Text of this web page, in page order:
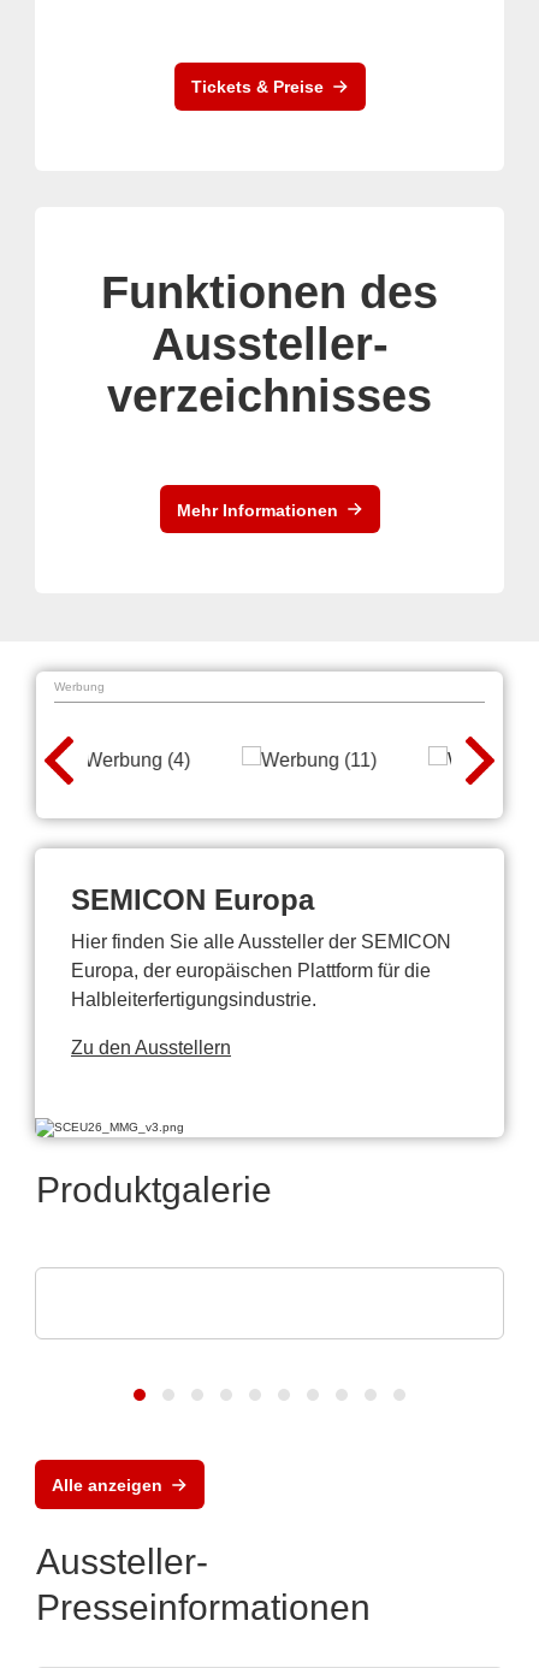
Tickets & Preise
Funktionen des
Aussteller-
verzeichnisses
Mehr Informationen
Werbung
SEMICON Europa
Hier finden Sie alle Aussteller der SEMICON
Europa, der europäischen Plattform für die
Halbleiterfertigungsindustrie.
Zu den Ausstellern
Produktgalerie
Alle anzeigen
Aussteller-
Presseinformationen